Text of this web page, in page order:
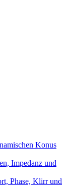
Konus
Impedanz und
Phase, Klirr und